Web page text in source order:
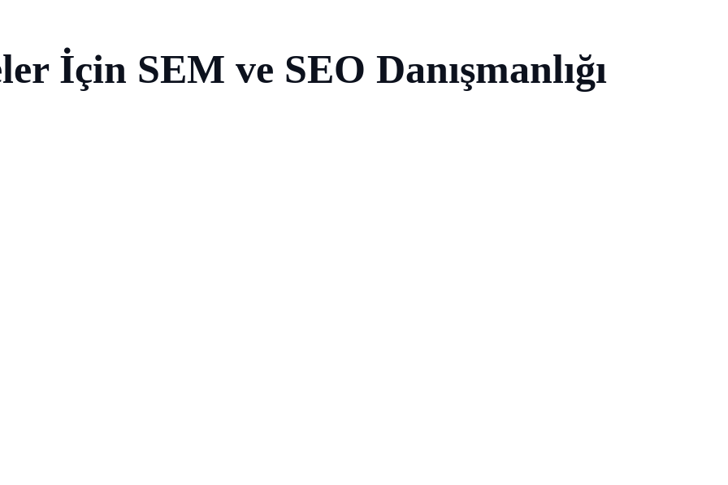
İçin SEM ve SEO Danışmanlığı